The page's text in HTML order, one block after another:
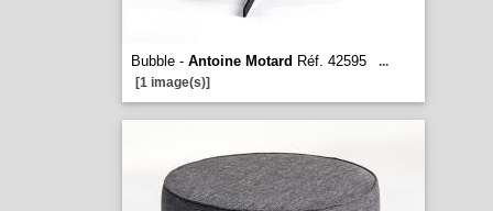
Bubble - Antoine Motard Réf. 42595
...
[1 image(s)]